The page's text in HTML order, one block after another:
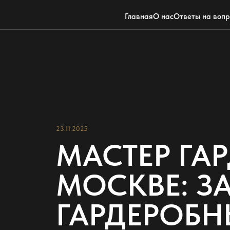
ГлавнаяО насОтветы на
23.11.2025
МАСТЕР
МОСКВЕ: